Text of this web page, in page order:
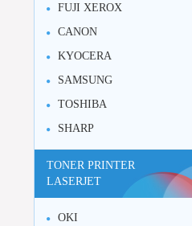
FUJI XEROX
CANON
KYOCERA
SAMSUNG
TOSHIBA
SHARP
TONER PRINTER
LASERJET
OKI